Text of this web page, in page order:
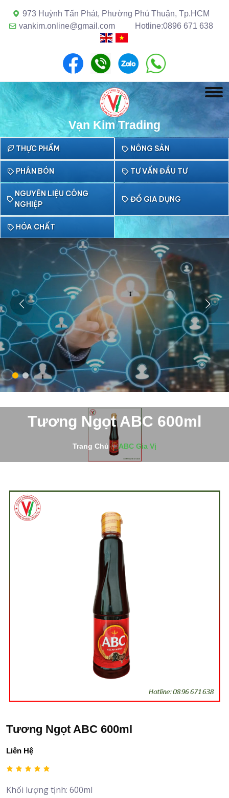
973 Huỳnh Tấn Phát, Phường Phú Thuận, Tp.HCM
vankim.online@gmail.com
Hotline:0896 671 638
Vạn Kim Trading
THỰC PHẨM NÔNG SẢN
PHÂN BÓN TƯ VẤN ĐẦU TƯ
NGUYÊN LIỆU CÔNG
NGHIỆP
ĐỒ GIA DỤNG
HÓA CHẤT
Tương Ngọt ABC 600ml
Trang Chủ ABC Gia Vị
Tương Ngọt ABC 600ml
Liên Hệ
Khối lượng tịnh: 600ml